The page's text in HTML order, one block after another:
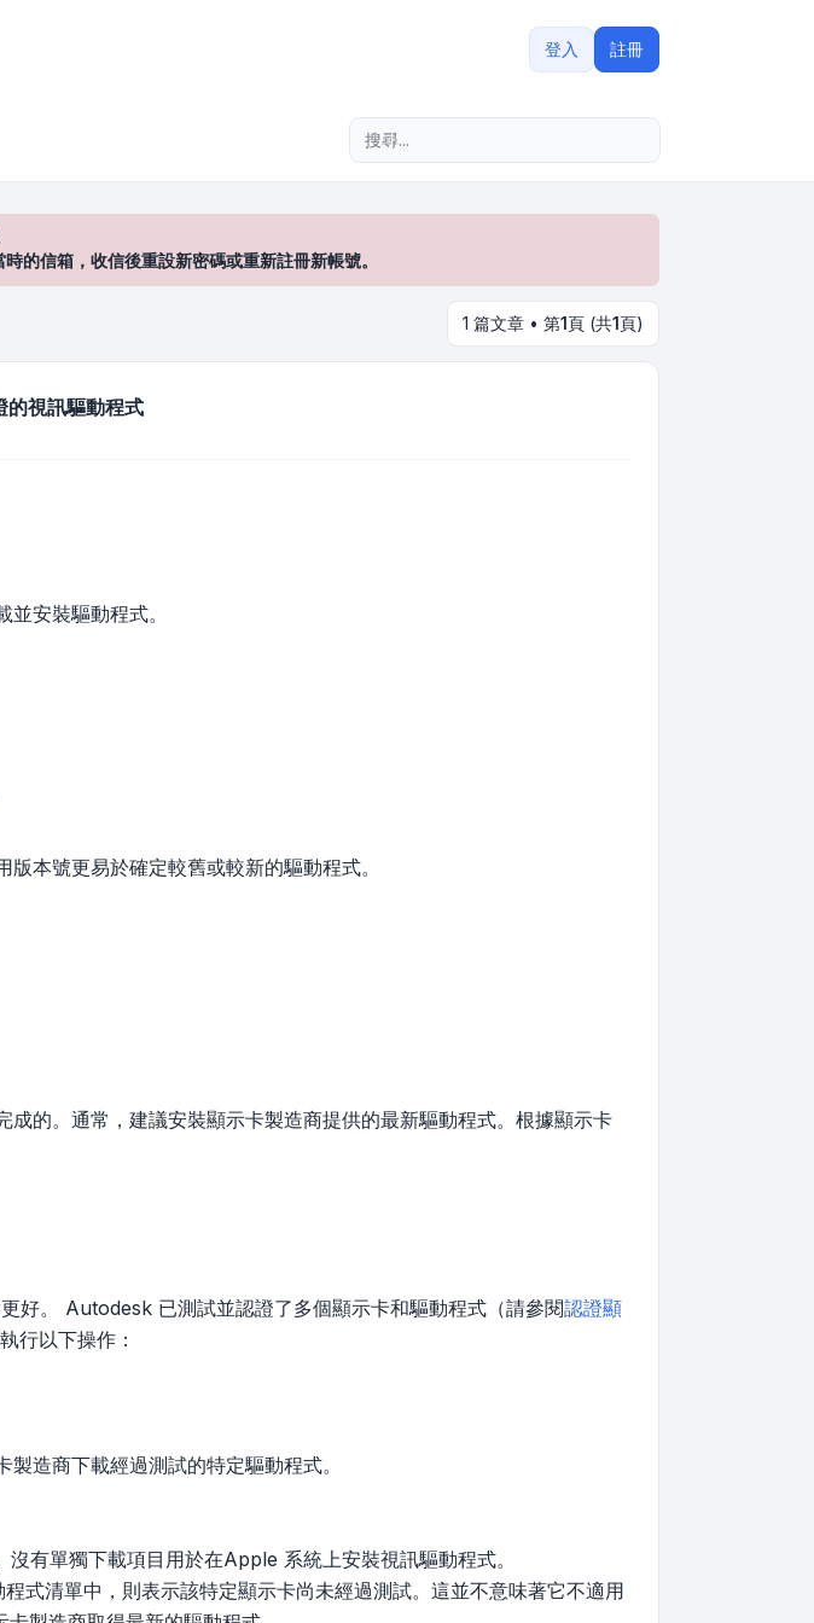
登入 註冊
信箱，收信後重設新密碼或重新註冊新帳號。
1 篇文章 • 第1頁 (共1頁)
視訊驅動程式
安裝驅動程式。
本號更易於確定較舊或較新的驅動程式。
的。通常，建議安裝顯示卡製造商提供的最新驅動程式。根據顯示卡
好。 Autodesk 已測試並認證了多個顯示卡和驅動程式（請參閱認證顯
行以下操作：
造商下載經過測試的特定驅動程式。
有單獨下載項目用於在Apple 系統上安裝視訊驅動程式。
式清單中，則表示該特定顯示卡尚未經過測試。這並不意味著它不適用